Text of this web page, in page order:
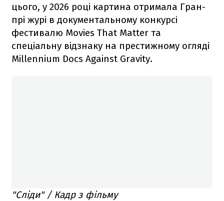
цього, у 2026 році картина отримала Гран-
прі журі в документальному конкурсі
фестивалю Movies That Matter та
спеціальну відзнаку на престижному огляді
Millennium Docs Against Gravity.
"Сліди" / Кадр з фільму